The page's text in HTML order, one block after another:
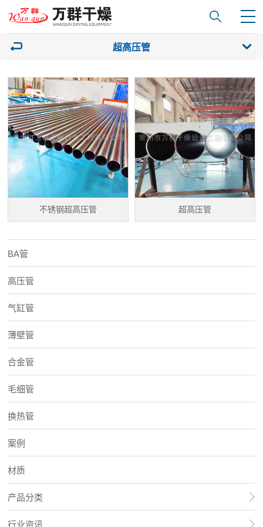
超高压管
不锈钢超高压管 超高压管
BA管
高压管
气缸管
薄壁管
合金管
毛细管
换热管
案例
材质
产品分类
行业资讯